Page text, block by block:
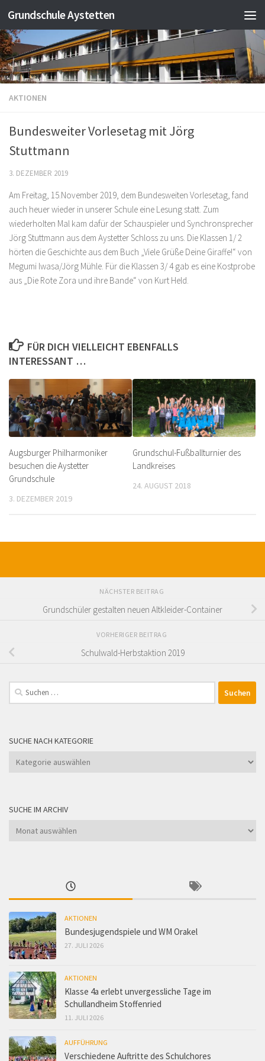
Zum Inhalt springen
Grundschule Aystetten
AKTIONEN
Bundesweiter Vorlesetag mit Jörg
Stuttmann
3. DEZEMBER 2019
Am Freitag, 15.November 2019, dem Bundesweiten Vorlesetag, fand
auch heuer wieder in unserer Schule eine Lesung statt. Zum
wiederholten Mal kam dafür der Schauspieler und Synchronsprecher
Jörg Stuttmann aus dem Aystetter Schloss zu uns. Die Klassen 1/ 2
hörten die Geschichte aus dem Buch „Viele Grüße Deine Giraffe!“ von
Megumi Iwasa/Jörg Mühle. Für die Klassen 3/ 4 gab es eine Kostprobe
aus „Die Rote Zora und ihre Bande“ von Kurt Held.
FÜR DICH VIELLEICHT EBENFALLS
INTERESSANT …
Augsburger Philharmoniker
besuchen die Aystetter
Grundschule
3. DEZEMBER 2019
Grundschul-Fußballturnier des
Landkreises
24. AUGUST 2018
NÄCHSTER BEITRAG
Grundschüler gestalten neuen Altkleider-Container
VORHERIGER BEITRAG
Schulwald-Herbstaktion 2019
Suchen
nach:
SUCHE NACH KATEGORIE
Suche
SUCHE IM ARCHIV
Suche
AKTIONEN
Bundesjugendspiele und WM Orakel
27. JULI 2026
AKTIONEN
Klasse 4a erlebt unvergessliche Tage im
Schullandheim Stoffenried
11. JULI 2026
AUFFÜHRUNG
Verschiedene Auftritte des Schulchores